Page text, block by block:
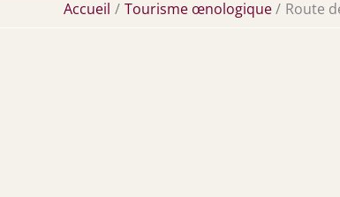
Accueil Tourisme œnologique Route